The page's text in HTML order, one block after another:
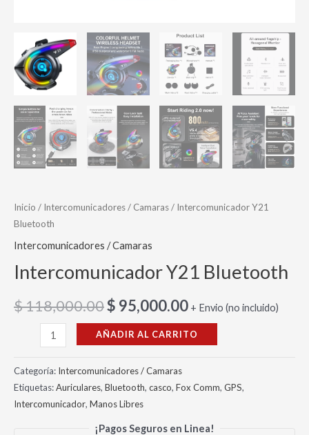
Inicio / Intercomunicadores / Camaras/ Intercomunicador Y21
Bluetooth
Intercomunicadores / Camaras
Intercomunicador Y21 Bluetooth
$118,000.00$ 95,000.00 + Envio (no incluido)
AÑADIR AL CARRITO
Categoría: Intercomunicadores / Camaras
Etiquetas:Auriculares, Bluetooth, casco, Fox Comm, GPS,
Intercomunicador, Manos Libres
¡Pagos Seguros en Linea!